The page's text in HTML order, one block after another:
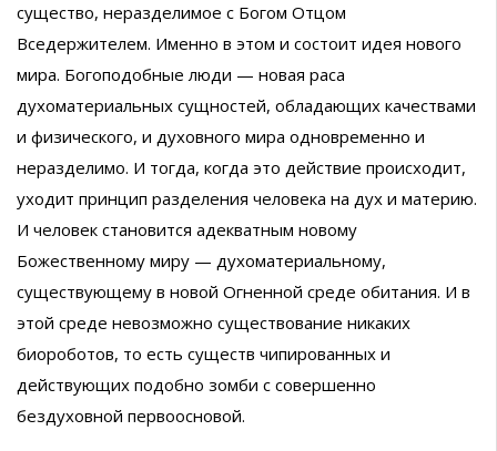
существо, неразделимое с Богом Отцом
Вседержителем. Именно в этом и состоит идея нового
мира. Богоподобные люди — новая раса
духоматериальных сущностей, обладающих качествами
и физического, и духовного мира одновременно и
неразделимо. И тогда, когда это действие происходит,
уходит принцип разделения человека на дух и материю.
И человек становится адекватным новому
Божественному миру — духоматериальному,
существующему в новой Огненной среде обитания. И в
этой среде невозможно существование никаких
биороботов, то есть существ чипированных и
действующих подобно зомби с совершенно
бездуховной первоосновой.